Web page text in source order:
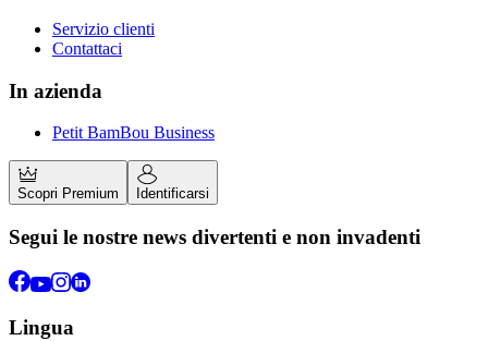
Servizio clienti
Contattaci
In azienda
Petit BamBou Business
Scopri Premium Identificarsi
Segui le nostre news divertenti e non invadenti
Lingua